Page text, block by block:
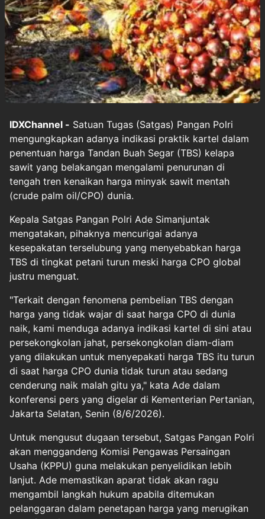
IDXChannel - Satuan Tugas (Satgas) Pangan Polri
mengungkapkan adanya indikasi praktik kartel dalam
penentuan harga Tandan Buah Segar (TBS) kelapa
sawit yang belakangan mengalami penurunan di
tengah tren kenaikan harga minyak sawit mentah
(crude palm oil/CPO) dunia.
Kepala Satgas Pangan Polri Ade Simanjuntak
mengatakan, pihaknya mencurigai adanya
kesepakatan terselubung yang menyebabkan harga
TBS di tingkat petani turun meski harga CPO global
justru menguat.
"Terkait dengan fenomena pembelian TBS dengan
harga yang tidak wajar di saat harga CPO di dunia
naik, kami menduga adanya indikasi kartel di sini atau
persekongkolan jahat, persekongkolan diam-diam
yang dilakukan untuk menyepakati harga TBS itu turun
di saat harga CPO dunia tidak turun atau sedang
cenderung naik malah gitu ya," kata Ade dalam
konferensi pers yang digelar di Kementerian Pertanian,
Jakarta Selatan, Senin (8/6/2026).
Untuk mengusut dugaan tersebut, Satgas Pangan Polri
akan menggandeng Komisi Pengawas Persaingan
Usaha (KPPU) guna melakukan penyelidikan lebih
lanjut. Ade memastikan aparat tidak akan ragu
mengambil langkah hukum apabila ditemukan
pelanggaran dalam penetapan harga yang merugikan